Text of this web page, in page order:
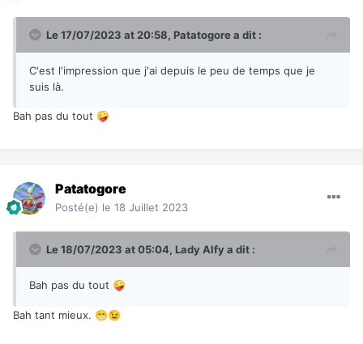
Le 17/07/2023 at 20:58, Patatogorea dit :
C'est l'impression que j'ai depuis le peu de temps que je
suis là.
Bah pas du tout 🤪
Patatogore
Posté(e) le 18 Juillet 2023
Le 18/07/2023 at 05:04, Lady Alfya dit :
Bah pas du tout 🤪
Bah tant mieux. 😁😉